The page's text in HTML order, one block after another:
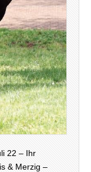
22 – Ihr
& Merzig –